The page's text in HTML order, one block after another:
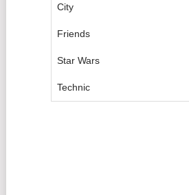
City
Friends
Star Wars
Technic